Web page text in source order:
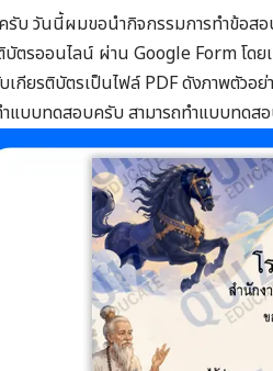
รับ วันนี้ผมขอนำกิจกรรมการทำข้อสอ
บัตรออนไลน์ ผ่าน Google Form โด
บเกียรติบัตรเป็นไฟล์ PDF ดังภาพตัวอ
แบบทดสอบครับ สามารถทำแบบทดส